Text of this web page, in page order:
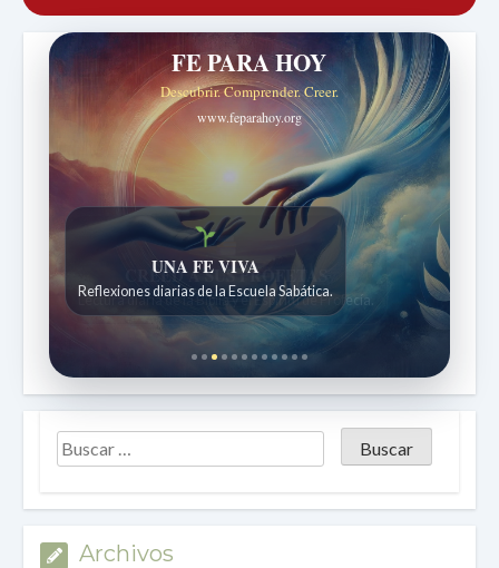
FE PARA HOY
Descubrir. Comprender. Creer.
www.feparahoy.org
UNA FE VIVA
Reflexiones diarias de la Escuela Sabática.
Archivos